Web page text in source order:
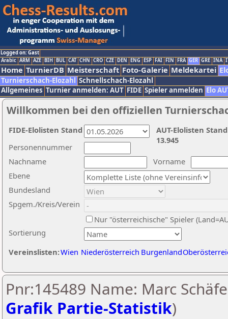
Logged on: Gast
Arabic ARM AZE BIH BUL CAT CHN CRO CZE DEN ENG ESP FAI FIN FRA GER GRE INA
Home TurnierDB Meisterschaft Foto-Galerie Meldekartei
Turnierschach-Elozahl Schnellschach-Elozahl
Allgemeines Turnier anmelden: AUT FIDE Spieler anmelden Elo
Willkommen bei den offiziellen
Nachname
Vorname
Ebene
Sortierung
Personennummer
Bundesland
Spgem./Kreis/Verein
Nur "österreichische" Spieler
Vereinslisten:Wien Niederösterreich Burgenland
AUT-Elolisten
13.945
FIDE-Elolisten Stand
Pnr:145489 Name: Marc
Grafik Partie-Statistik)